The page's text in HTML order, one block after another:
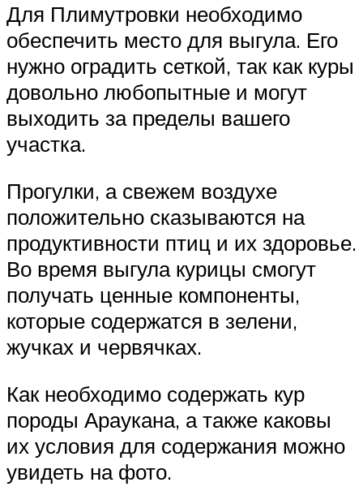
Для Плимутровки необходимо
обеспечить место для выгула. Его
нужно оградить сеткой, так как куры
довольно любопытные и могут
выходить за пределы вашего
участка.
Прогулки, а свежем воздухе
положительно сказываются на
продуктивности птиц и их здоровье.
Во время выгула курицы смогут
получать ценные компоненты,
которые содержатся в зелени,
жучках и червячках.
Как необходимо содержать кур
породы Араукана, а также каковы
их условия для содержания можно
увидеть на фото.